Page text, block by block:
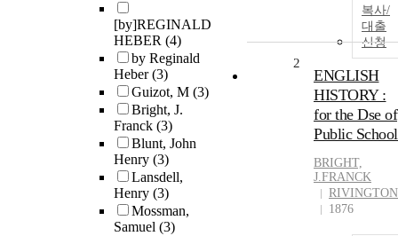
[by]REGINALD
HEBER (4)
by Reginald
Heber(3)
Guizot, M (3)
Bright, J.
Franck (3)
Blunt, John
Henry (3)
Lansdell,
Henry (3)
Mossman,
Samuel (3)
복사/
대출
신청
2
ENGLISH
HISTORY :
for the Dse of
Public
BRIGHT,
J.FRANCK
1876